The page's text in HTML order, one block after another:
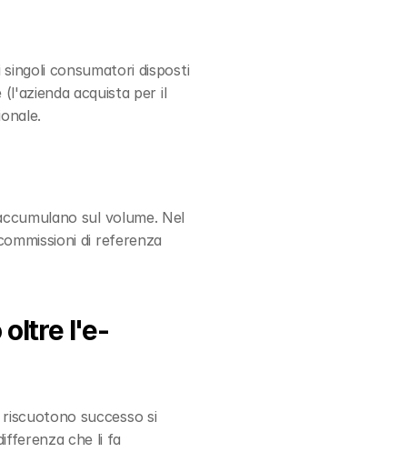
consumatori disposti
acquista per il
sul volume. Nel
di referenza
oltre l'e-
riscuotono successo si
che li fa